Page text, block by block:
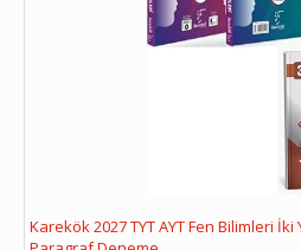
Karekök 2027 TYT AYT Fen Bilimleri